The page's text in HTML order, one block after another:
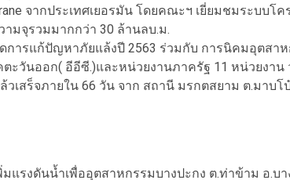
จากประเทศเยอรมัน โดยคณะฯ เยี่ยมชมระบบ
ามจุรวมมากกว่า 30 ล้านลบ.ม.
การแก้ปัญหาภัยแล้งปี 2563 ร่วมกับ การนิคมอุตสา
ะวันออก( อีอีซี.)และหน่วยงานภาครัฐ 11 หน่วยงาน
วเสร็จภายใน 66 วัน จาก สถานี มรกตสยาม ต.มาบ
มแรงดันน้ำเพื่ออุตสาหกรรมบางปะกง ต.ท่าข้าม อ.บ